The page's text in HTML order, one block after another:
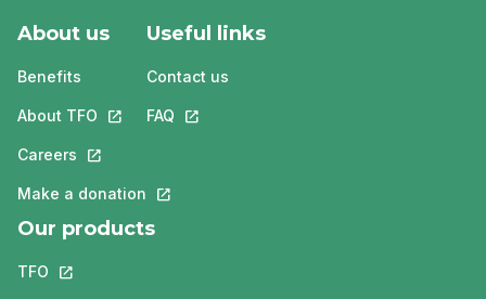
About us
Benefits
About TFO This link will open in a new tab.
Careers This link will open in a new tab.
Make a donation This link will open in a new tab.
Useful links
Contact us
FAQ This link will open in a new tab.
Our products
TFO This link will open in a new tab.